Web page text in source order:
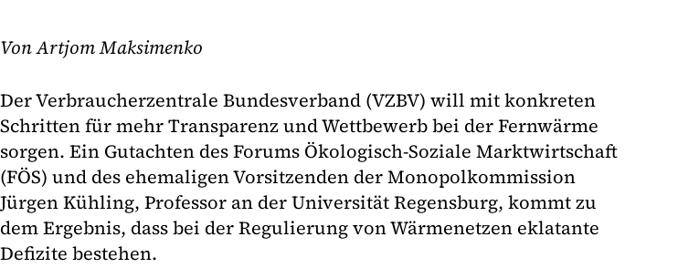
Von Artjom Maksimenko
Der Verbraucherzentrale Bundesverband (VZBV) will mit konkreten
Schritten für mehr Transparenz und Wettbewerb bei der Fernwärme
sorgen. Ein Gutachten des Forums Ökologisch-Soziale Marktwirtschaft
(FÖS) und des ehemaligen Vorsitzenden der Monopolkommission
Jürgen Kühling, Professor an der Universität Regensburg, kommt zu
dem Ergebnis, dass bei der Regulierung von Wärmenetzen eklatante
Defizite bestehen.